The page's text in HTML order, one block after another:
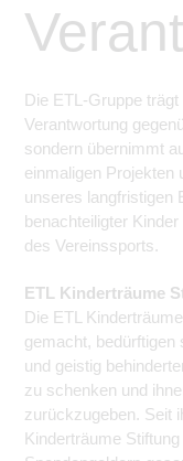
Die ETL-Gruppe
Verantwortung
sondern übernimmt
einmaligen Projekten
unseres langfristigen
benachteiligter
des Vereinssports.
ETL Kinderträume
Die ETL
gemacht,
und geistig
zu schenken und
zurückzugeben. Seit
Kinderträume